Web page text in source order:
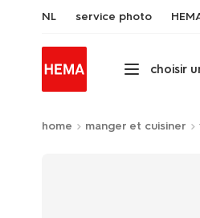
NL service photo
choisir
home manger et cuisiner